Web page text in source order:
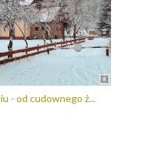
- od cudownego ź...